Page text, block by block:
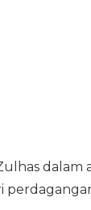
dalam